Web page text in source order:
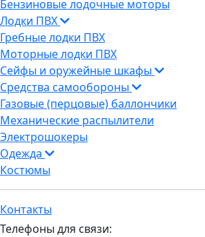
Бензиновые лодочные моторы
Лодки ПВХ
Гребные лодки ПВХ
Моторные лодки ПВХ
Сейфы и оружейные шкафы
Средства самообороны
Газовые (перцовые) баллончики
Механические распылители
Электрошокеры
Одежда
Костюмы
Контакты
Телефоны для связи: